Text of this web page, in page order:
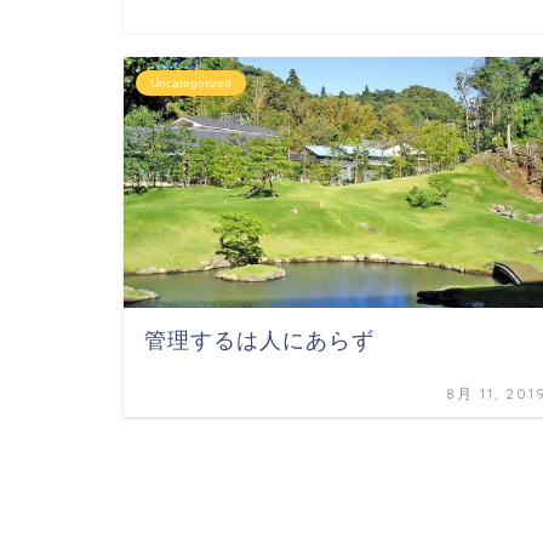
Uncategorized
管理するは人にあらず
8月 11,